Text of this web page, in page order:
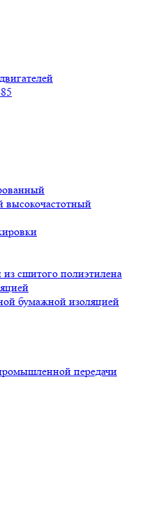
высокочастотный
сшитого полиэтилена
бумажной изоляцией
передачи